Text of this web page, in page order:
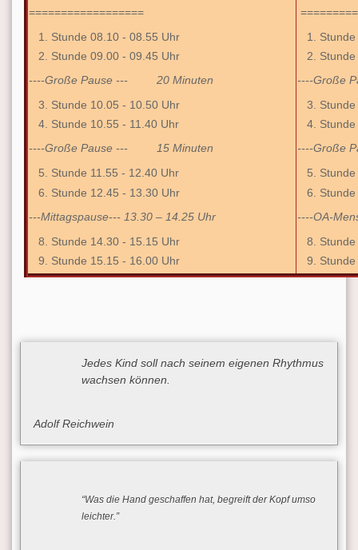
==================
Stunde 08.10 - 08.55 Uhr
Stunde 09.00 - 09.45 Uhr
----Große Pause --- 20 Minuten
Stunde 10.05 - 10.50 Uhr
Stunde 10.55 - 11.40 Uhr
----Große Pause --- 15 Minuten
Stunde 11.55 - 12.40 Uhr
Stunde 12.45 - 13.30 Uhr
---Mittagspause--- 13.30 – 14.25 Uhr
Stunde 14.30 - 15.15 Uhr
Stunde 15.15 - 16.00 Uhr
----Große
----Große
----OA-
Jedes Kind soll nach seinem eigenen Rhythmus
wachsen können.
Adolf Reichwein
“Was die Hand geschaffen hat, begreift der Kopf umso
leichter.”